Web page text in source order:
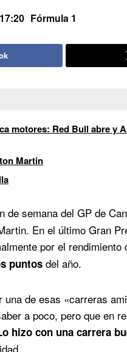
Fórmula 1
motores: Red Bull abre y
Martin
de semana del GP de
En el último Gran
por el
puntos del año.
una de esas «carreras
a poco, pero que en
hizo con una carrera